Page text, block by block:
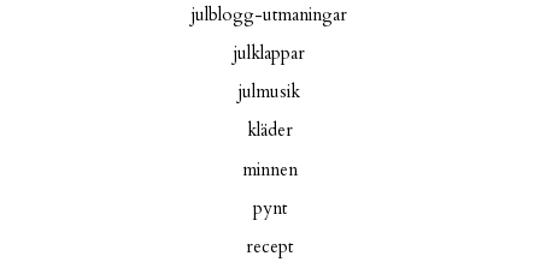
julblogg-utmaningar
julklappar
julmusik
kläder
minnen
pynt
recept